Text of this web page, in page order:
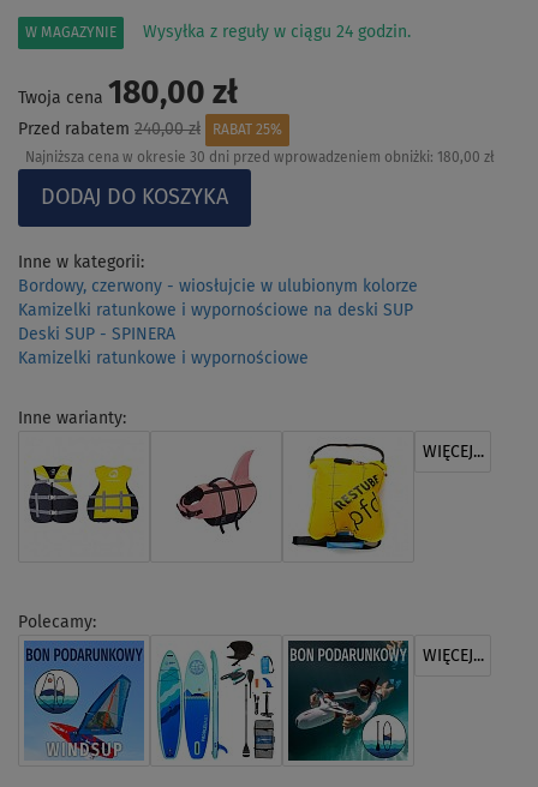
W MAGAZYNIE Wysyłka z reguły w ciągu 24 godzin.
Twoja cena 180,00 zł
Przed rabatem 240,00 zł
RABAT 25%
Najniższa cena w okresie 30 dni przed wprowadzeniem obniżki: 180,00 zł
Inne w kategorii:
Bordowy, czerwony - wiosłujcie w ulubionym kolorze
Kamizelki ratunkowe i wypornościowe na deski SUP
Deski SUP - SPINERA
Kamizelki ratunkowe i wypornościowe
Inne warianty:
WIĘCEJ...
Polecamy:
WIĘCEJ...